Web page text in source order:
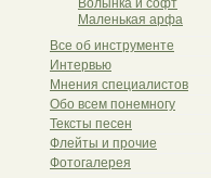
Волынка и софт
Маленькая арфа
Все об инструменте
Интервью
Мнения специалистов
Обо всем понемногу
Тексты песен
Флейты и прочие
Фотогалерея